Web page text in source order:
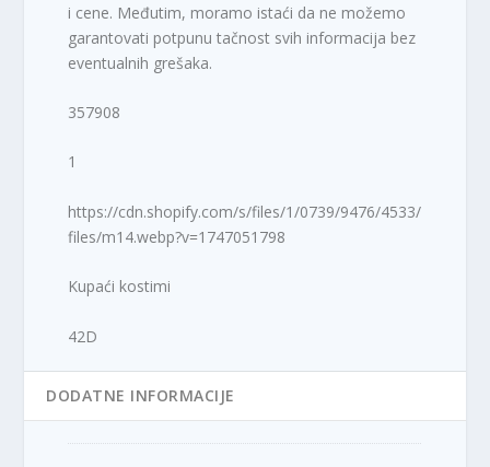
i cene. Međutim, moramo istaći da ne možemo
garantovati potpunu tačnost svih informacija bez
eventualnih grešaka.
357908
1
https://cdn.shopify.com/s/files/1/0739/9476/4533/
files/m14.webp?v=1747051798
Kupaći kostimi
42D
DODATNE INFORMACIJE